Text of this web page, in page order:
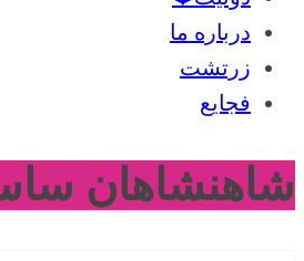
درباره ما
زرتشت
فجایع
شاهنشاهان